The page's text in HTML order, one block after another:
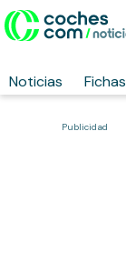
Noticias Fichas
Publicidad